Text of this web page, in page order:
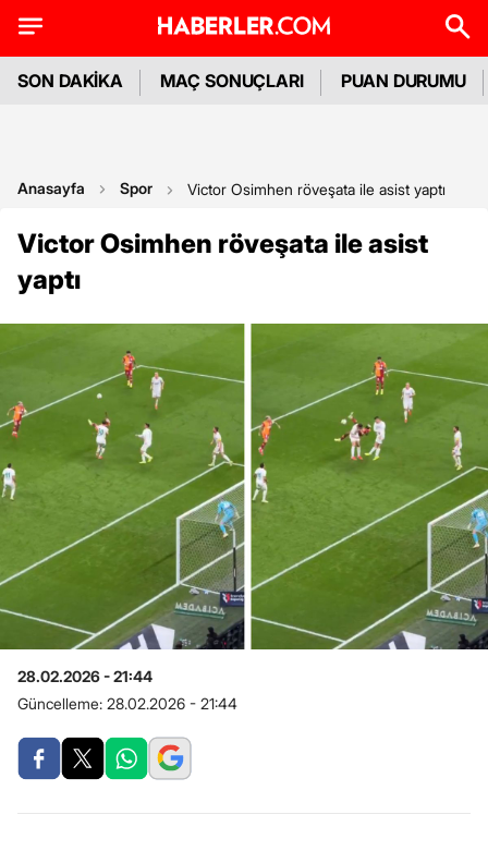
SON DAKİKA MAÇ SONUÇLARI PUAN DURUMU
Anasayfa Spor Victor Osimhen röveşata ile asist yaptı
Victor Osimhen röveşata ile asist
yaptı
28.02.2026 - 21:44
Güncelleme: 28.02.2026 - 21:44